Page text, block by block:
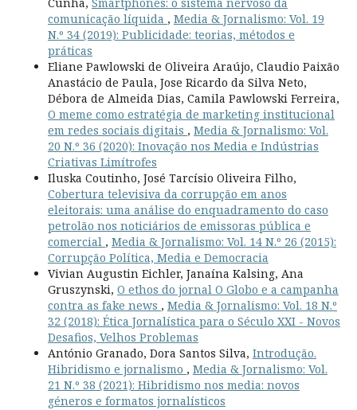
comunicação líquida , Media & Jornalismo: Vol. 19
N.º 34 (2019): Publicidade: teorias, métodos e
práticas
Eliane Pawlowski de Oliveira Araújo, Claudio Paixão
Anastácio de Paula, Jose Ricardo da Silva Neto,
Débora de Almeida Dias, Camila Pawlowski Ferreira,
O meme como estratégia de marketing institucional
em redes sociais digitais , Media & Jornalismo: Vol.
20 N.º 36 (2020): Inovação nos Media e Indústrias
Criativas Limítrofes
Iluska Coutinho, José Tarcísio Oliveira Filho,
Cobertura televisiva da corrupção em anos
eleitorais: uma análise do enquadramento do caso
petrolão nos noticiários de emissoras pública e
comercial , Media & Jornalismo: Vol. 14 N.º 26 (2015):
Corrupção Política, Media e Democracia
Vivian Augustin Eichler, Janaína Kalsing, Ana
Gruszynski, O ethos do jornal O Globo e a campanha
contra as fake news , Media & Jornalismo: Vol. 18 N.º
32 (2018): Ética Jornalística para o Século XXI - Novos
Desafios, Velhos Problemas
António Granado, Dora Santos Silva, Introdução.
Hibridismo e jornalismo , Media & Jornalismo: Vol.
21 N.º 38 (2021): Hibridismo nos media: novos
géneros e formatos jornalísticos